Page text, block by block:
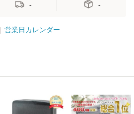
- -
営業日カレンダー